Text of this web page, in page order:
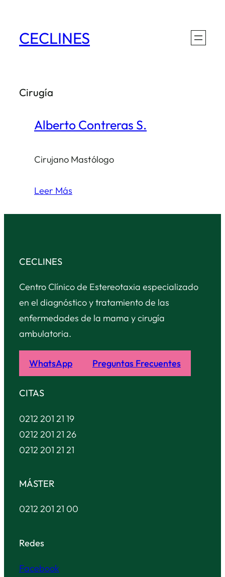
contenido
CECLINES
Cirugía
Alberto Contreras S.
Cirujano Mastólogo
Leer Más
CECLINES
Centro Clínico de Estereotaxia especializado
en el diagnóstico y tratamiento de las
enfermedades de la mama y cirugía
ambulatoria.
WhatsApp Preguntas Frecuentes
CITAS
0212 201 21 19
0212 201 21 26
0212 201 21 21
MÁSTER
0212 201 21 00
Redes
Facebook